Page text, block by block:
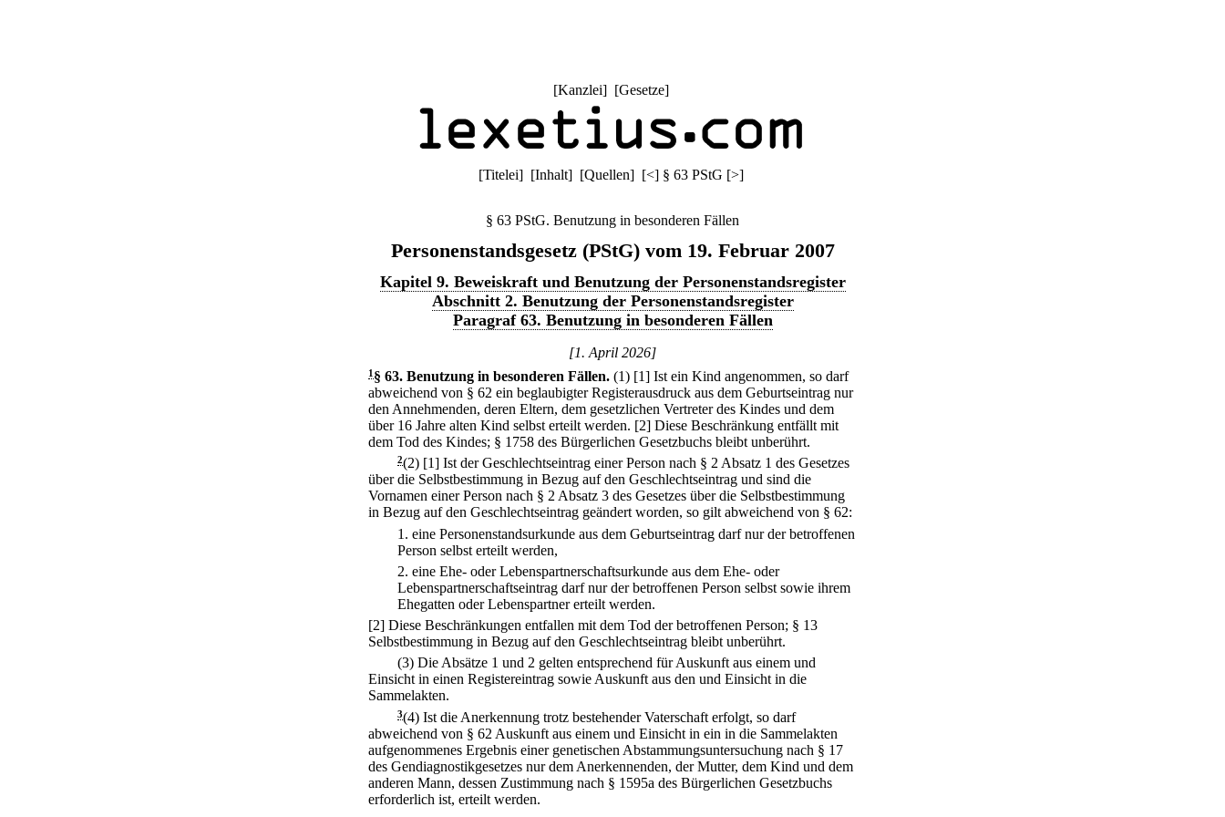
[Kanzlei] [Gesetze]
[Titelei] [Inhalt] [Quellen] [<] § 63 PStG [>]
§ 63 PStG. Benutzung in besonderen Fällen
Personenstandsgesetz (PStG) vom 19. Februar 2007
Kapitel 9. Beweiskraft und Benutzung der Personenstandsregister
Abschnitt 2. Benutzung der Personenstandsregister
Paragraf 63. Benutzung in besonderen Fällen
[1. April 2026]
1 § 63. Benutzung in besonderen Fällen. (1) [1] Ist ein Kind angenommen, so darf
abweichend von § 62 ein beglaubigter Registerausdruck aus dem Geburtseintrag nur
den Annehmenden, deren Eltern, dem gesetzlichen Vertreter des Kindes und dem
über 16 Jahre alten Kind selbst erteilt werden. [2] Diese Beschränkung entfällt mit
dem Tod des Kindes; § 1758 des Bürgerlichen Gesetzbuchs bleibt unberührt.
2(2) [1] Ist der Geschlechtseintrag einer Person nach § 2 Absatz 1 des Gesetzes
über die Selbstbestimmung in Bezug auf den Geschlechtseintrag und sind die
Vornamen einer Person nach § 2 Absatz 3 des Gesetzes über die Selbstbestimmung
in Bezug auf den Geschlechtseintrag geändert worden, so gilt abweichend von § 62:
1. eine Personenstandsurkunde aus dem Geburtseintrag darf nur der betroffenen
Person selbst erteilt werden,
2. eine Ehe- oder Lebenspartnerschaftsurkunde aus dem Ehe- oder
Lebenspartnerschaftseintrag darf nur der betroffenen Person selbst sowie ihrem
Ehegatten oder Lebenspartner erteilt werden.
[2] Diese Beschränkungen entfallen mit dem Tod der betroffenen Person; § 13
Selbstbestimmung in Bezug auf den Geschlechtseintrag bleibt unberührt.
(3) Die Absätze 1 und 2 gelten entsprechend für Auskunft aus einem und
Einsicht in einen Registereintrag sowie Auskunft aus den und Einsicht in die
Sammelakten.
3(4) Ist die Anerkennung trotz bestehender Vaterschaft erfolgt, so darf
abweichend von § 62 Auskunft aus einem und Einsicht in ein in die Sammelakten
aufgenommenes Ergebnis einer genetischen Abstammungsuntersuchung nach § 17
des Gendiagnostikgesetzes nur dem Anerkennenden, der Mutter, dem Kind und dem
anderen Mann, dessen Zustimmung nach § 1595a des Bürgerlichen Gesetzbuchs
erforderlich ist, erteilt werden.